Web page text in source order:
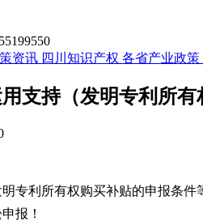
资讯 四川知识产权 各省产业政策
支持（发明专利所
专利所有权购买补贴的申报条
报！